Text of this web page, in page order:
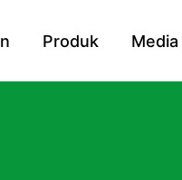
Produk Media